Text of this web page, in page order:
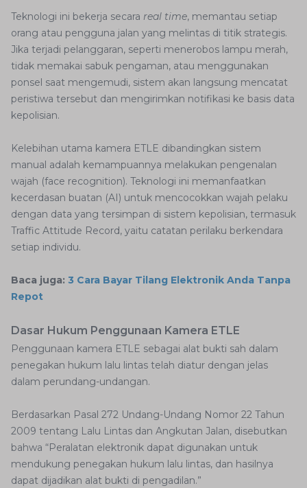
Teknologi ini bekerja secara real time, memantau setiap
orang atau pengguna jalan yang melintas di titik strategis.
Jika terjadi pelanggaran, seperti menerobos lampu merah,
tidak memakai sabuk pengaman, atau menggunakan
ponsel saat mengemudi, sistem akan langsung mencatat
peristiwa tersebut dan mengirimkan notifikasi ke basis data
kepolisian.
Kelebihan utama kamera ETLE dibandingkan sistem
manual adalah kemampuannya melakukan pengenalan
wajah (face recognition). Teknologi ini memanfaatkan
kecerdasan buatan (AI) untuk mencocokkan wajah pelaku
dengan data yang tersimpan di sistem kepolisian, termasuk
Traffic Attitude Record, yaitu catatan perilaku berkendara
setiap individu.
Baca juga: 3 Cara Bayar Tilang Elektronik Anda Tanpa
Repot
Dasar Hukum Penggunaan Kamera ETLE
Penggunaan kamera ETLE sebagai alat bukti sah dalam
penegakan hukum lalu lintas telah diatur dengan jelas
dalam perundang-undangan.
Berdasarkan Pasal 272 Undang-Undang Nomor 22 Tahun
2009 tentang Lalu Lintas dan Angkutan Jalan, disebutkan
bahwa “Peralatan elektronik dapat digunakan untuk
mendukung penegakan hukum lalu lintas, dan hasilnya
dapat dijadikan alat bukti di pengadilan.”